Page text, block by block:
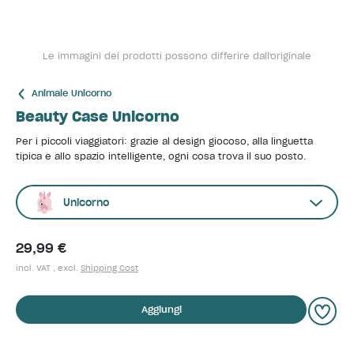
Le immagini dei prodotti possono differire dall'originale
Animale Unicorno
Beauty Case Unicorno
Per i piccoli viaggiatori: grazie al design giocoso, alla linguetta
tipica e allo spazio intelligente, ogni cosa trova il suo posto.
Unicorno
29,99 €
incl. VAT , excl. Shipping Cost
Aggiungi